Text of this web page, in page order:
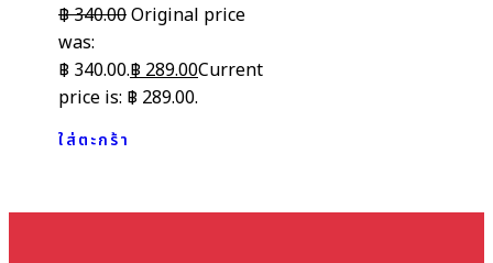
฿340.00Original price
was:
฿ 340.00.฿289.00Current
price is: ฿ 289.00.
ใส่ตะกร้า